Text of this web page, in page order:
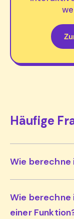
Häufige
Wie
Wie
einer